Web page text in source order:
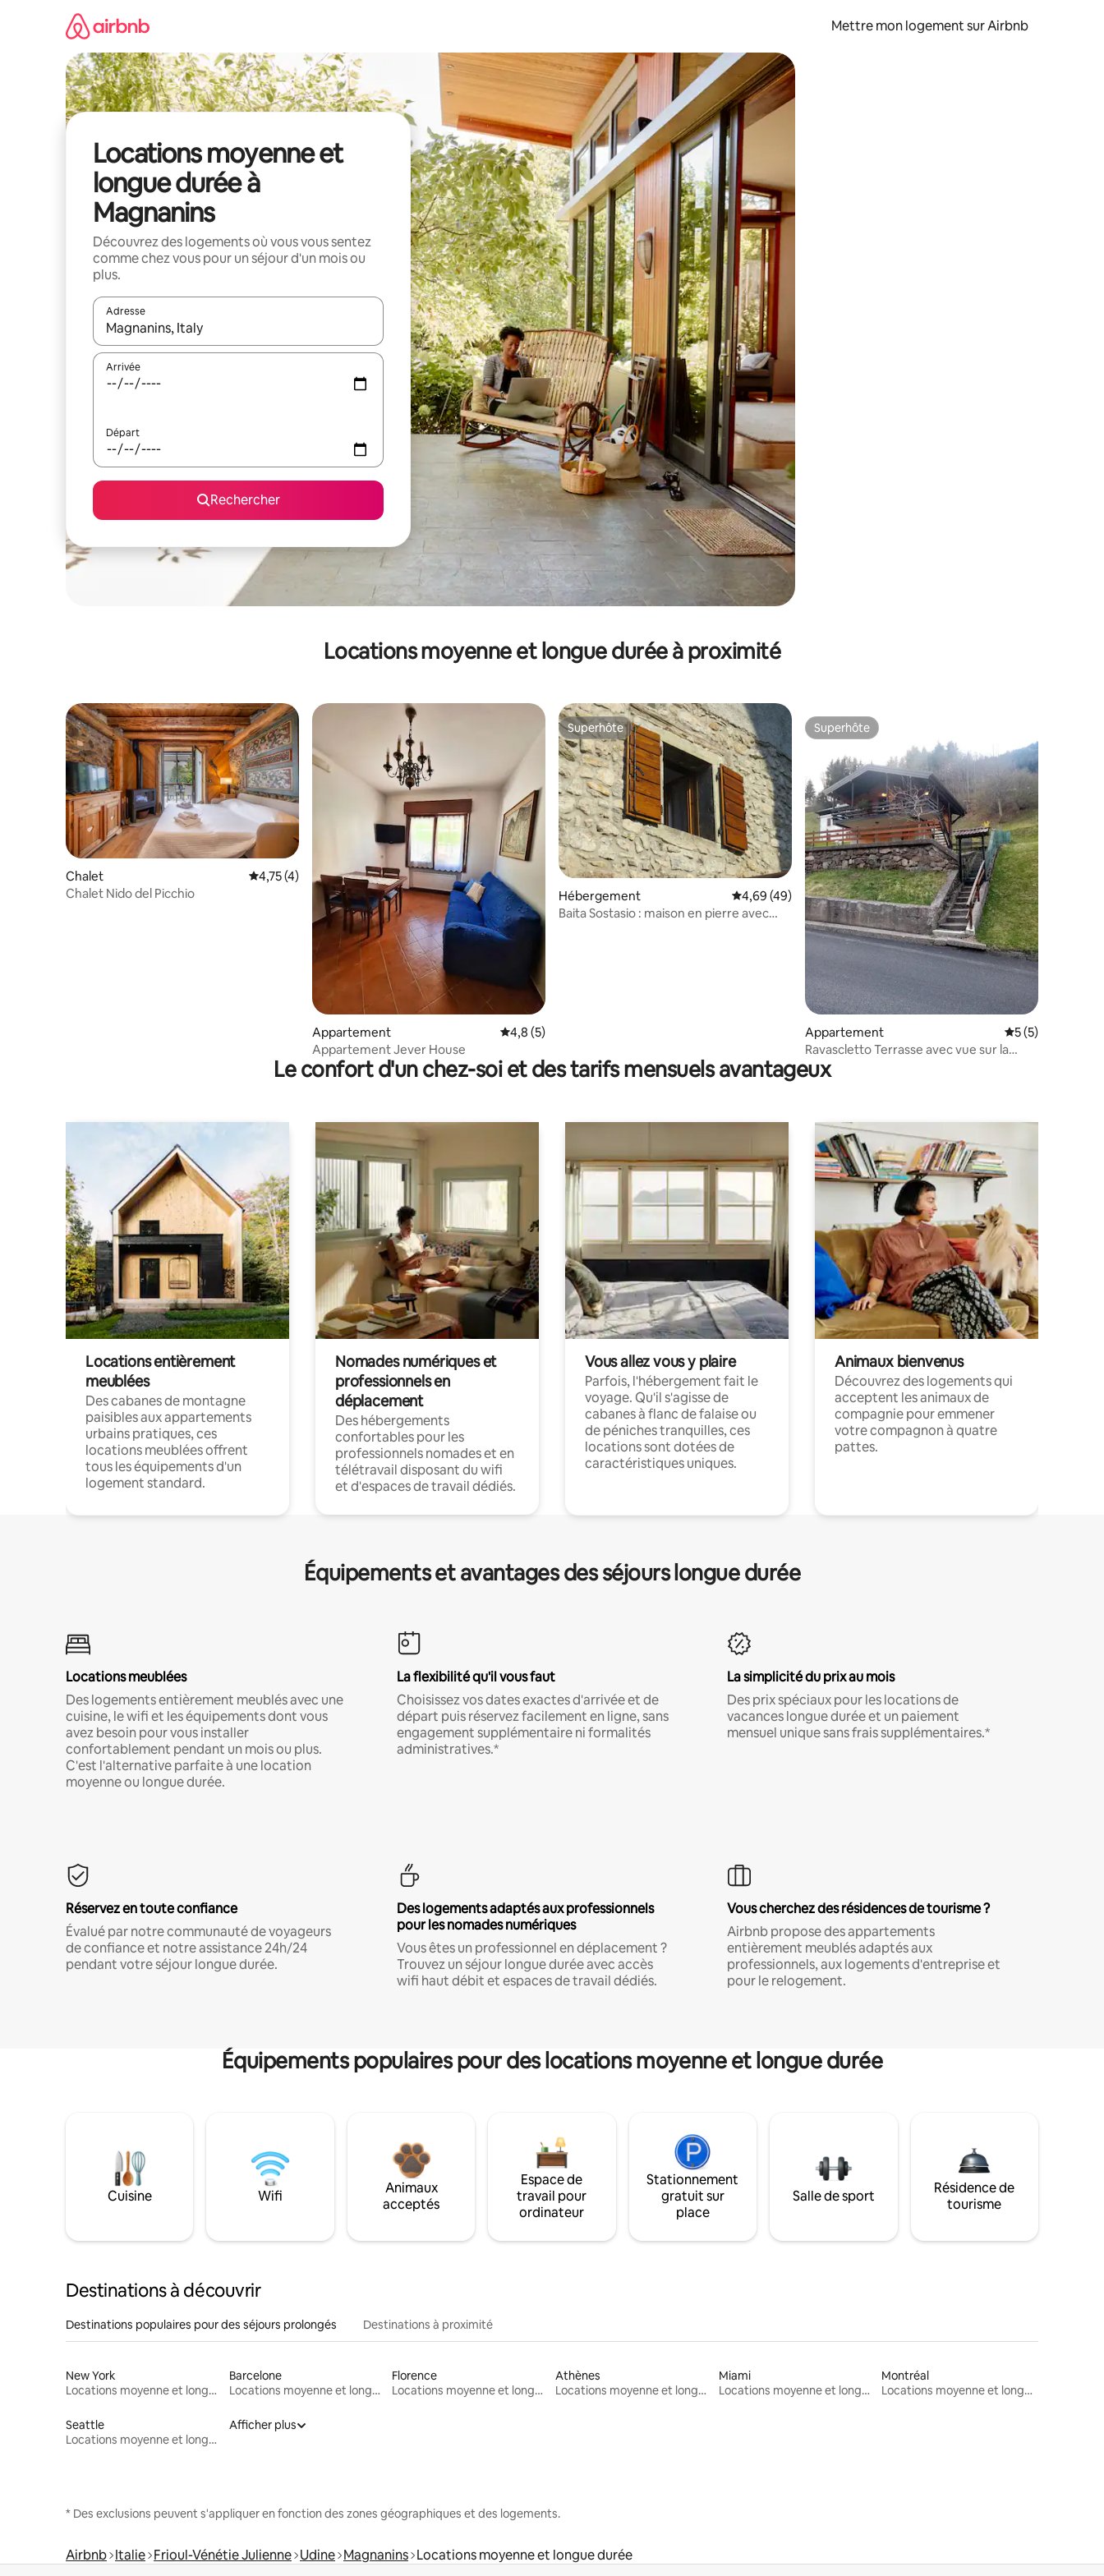
Mettre mon logement sur Airbnb
Locations moyenne et
longue durée à
Magnanins
Découvrez des logements où vous vous sentez
comme chez vous pour un séjour d'un mois ou
plus.
Adresse
Lorsque les résultats s'affichent, utilisez les flèches vers le haut et vers le bas pour les parcourir ou en appuyant et en faisant glisser.
Arrivée
Départ
Rechercher
Locations moyenne et longue durée à proximité
Chalet Évaluation moyenne sur la base de 4 commentaires : 4,75 sur 5
4,75 (4)
Chalet Nido del Picchio
Appartement Évaluation moyenne sur la base de 5 commentaires : 4,8 sur 5
4,8 (5)
Appartement Jever House
Superhôte
Superhôte
Hébergement Évaluation moyenne sur la base de 49 commentaires : 4,69 sur 5
4,69 (49)
Baita Sostasio : maison en pierre avec
Superhôte
Superhôte
Appartement Évaluation
5 (5)
Ravascletto Terrasse avec vue sur la
forêt
Le confort d'un chez-soi et des tarifs mensuels avantageux
Locations entièrement
meublées
Des cabanes de montagne
paisibles aux appartements
urbains pratiques, ces
locations meublées offrent
tous les équipements d'un
logement standard.
Nomades numériques et
professionnels en
déplacement
Des hébergements
confortables pour les
professionnels nomades et en
télétravail disposant du wifi
et d'espaces de travail dédiés.
Vous allez vous y plaire
Parfois, l'hébergement fait le
voyage. Qu'il s'agisse de
cabanes à flanc de falaise ou
de péniches tranquilles, ces
locations sont dotées de
caractéristiques uniques.
Animaux bienvenus
Découvrez des logements qui
acceptent les animaux de
compagnie pour emmener
votre compagnon à quatre
pattes.
Équipements et avantages des séjours longue durée
Locations meublées
Des logements entièrement meublés avec une
cuisine, le wifi et les équipements dont vous
avez besoin pour vous installer
confortablement pendant un mois ou plus.
C'est l'alternative parfaite à une location
moyenne ou longue durée.
La flexibilité qu'il vous faut
Choisissez vos dates exactes d'arrivée et de
départ puis réservez facilement en ligne, sans
engagement supplémentaire ni formalités
administratives.*
La simplicité du prix au mois
Des prix spéciaux pour les locations de
vacances longue durée et un paiement
mensuel unique sans frais supplémentaires.*
Réservez en toute confiance
Évalué par notre communauté de voyageurs
de confiance et notre assistance 24h/24
pendant votre séjour longue durée.
Des logements adaptés aux professionnels
pour les nomades numériques
Vous êtes un professionnel en déplacement ?
Trouvez un séjour longue durée avec accès
wifi haut débit et espaces de travail dédiés.
Vous cherchez des résidences de tourisme ?
Airbnb propose des appartements
entièrement meublés adaptés aux
professionnels, aux logements d'entreprise et
pour le relogement.
Équipements populaires pour des locations moyenne et longue durée
Cuisine Wifi
Animaux
acceptés
Espace de
travail pour
ordinateur
Stationnement
gratuit sur
place
Salle de sport
Résidence de
tourisme
Destinations à découvrir
Destinations populaires pour des séjours prolongés Destinations à proximité
New York
Locations moyenne et longue durée
Barcelone
Locations moyenne et longue durée
Florence
Locations moyenne et longue durée
Athènes
Locations moyenne et longue durée
Miami
Locations moyenne et longue durée
Montréal
Locations moyenne et longue durée
Seattle
Locations moyenne et longue durée
Afficher plus
* Des exclusions peuvent s'appliquer en fonction des zones géographiques et des logements.
Airbnb Italie Frioul-Vénétie Julienne Udine Magnanins Locations moyenne et longue durée